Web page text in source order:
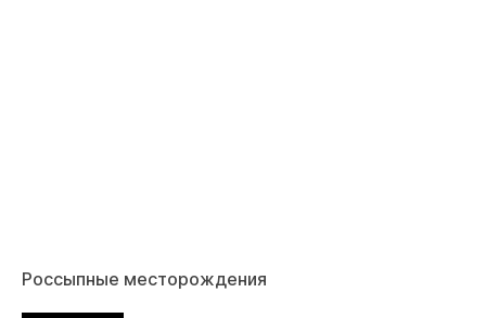
Россыпные месторождения